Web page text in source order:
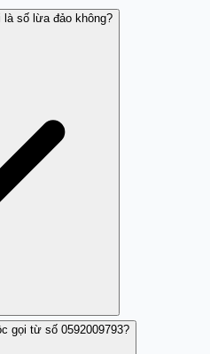
là số lừa đảo không?
người dùng, số 0592009793
gọi từ số 0592009793?